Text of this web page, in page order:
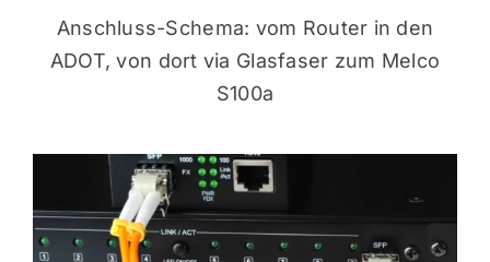
Anschluss-Schema: vom Router in den
ADOT, von dort via Glasfaser zum Melco
S100a